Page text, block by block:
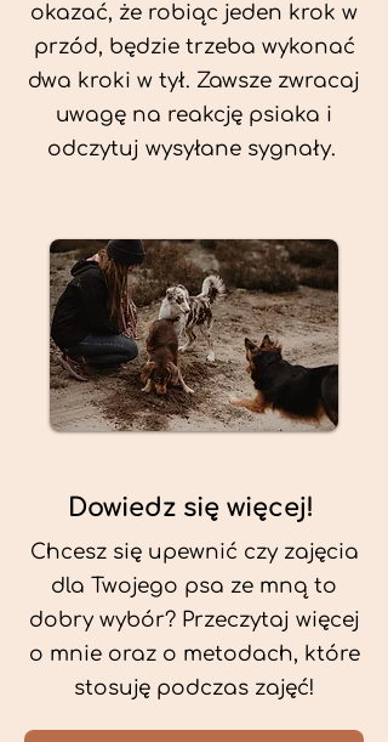
okazać, że robiąc jeden krok w
przód, będzie trzeba wykonać
dwa kroki w tył. Zawsze zwracaj
uwagę na reakcję psiaka i
odczytuj wysyłane sygnały.
Dowiedz się więcej!
Chcesz się upewnić czy zajęcia
dla Twojego psa ze mną to
dobry wybór? Przeczytaj więcej
o mnie oraz o metodach, które
stosuję podczas zajęć!